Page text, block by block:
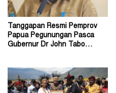
Tanggapan Resmi Pemprov
Papua Pegunungan Pasca
Gubernur Dr John Tabo